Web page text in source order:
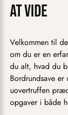
at vide
Velkommen til
om du er en
du alt, hvad du
Bordrundsave
uovertruffen
opgaver i både